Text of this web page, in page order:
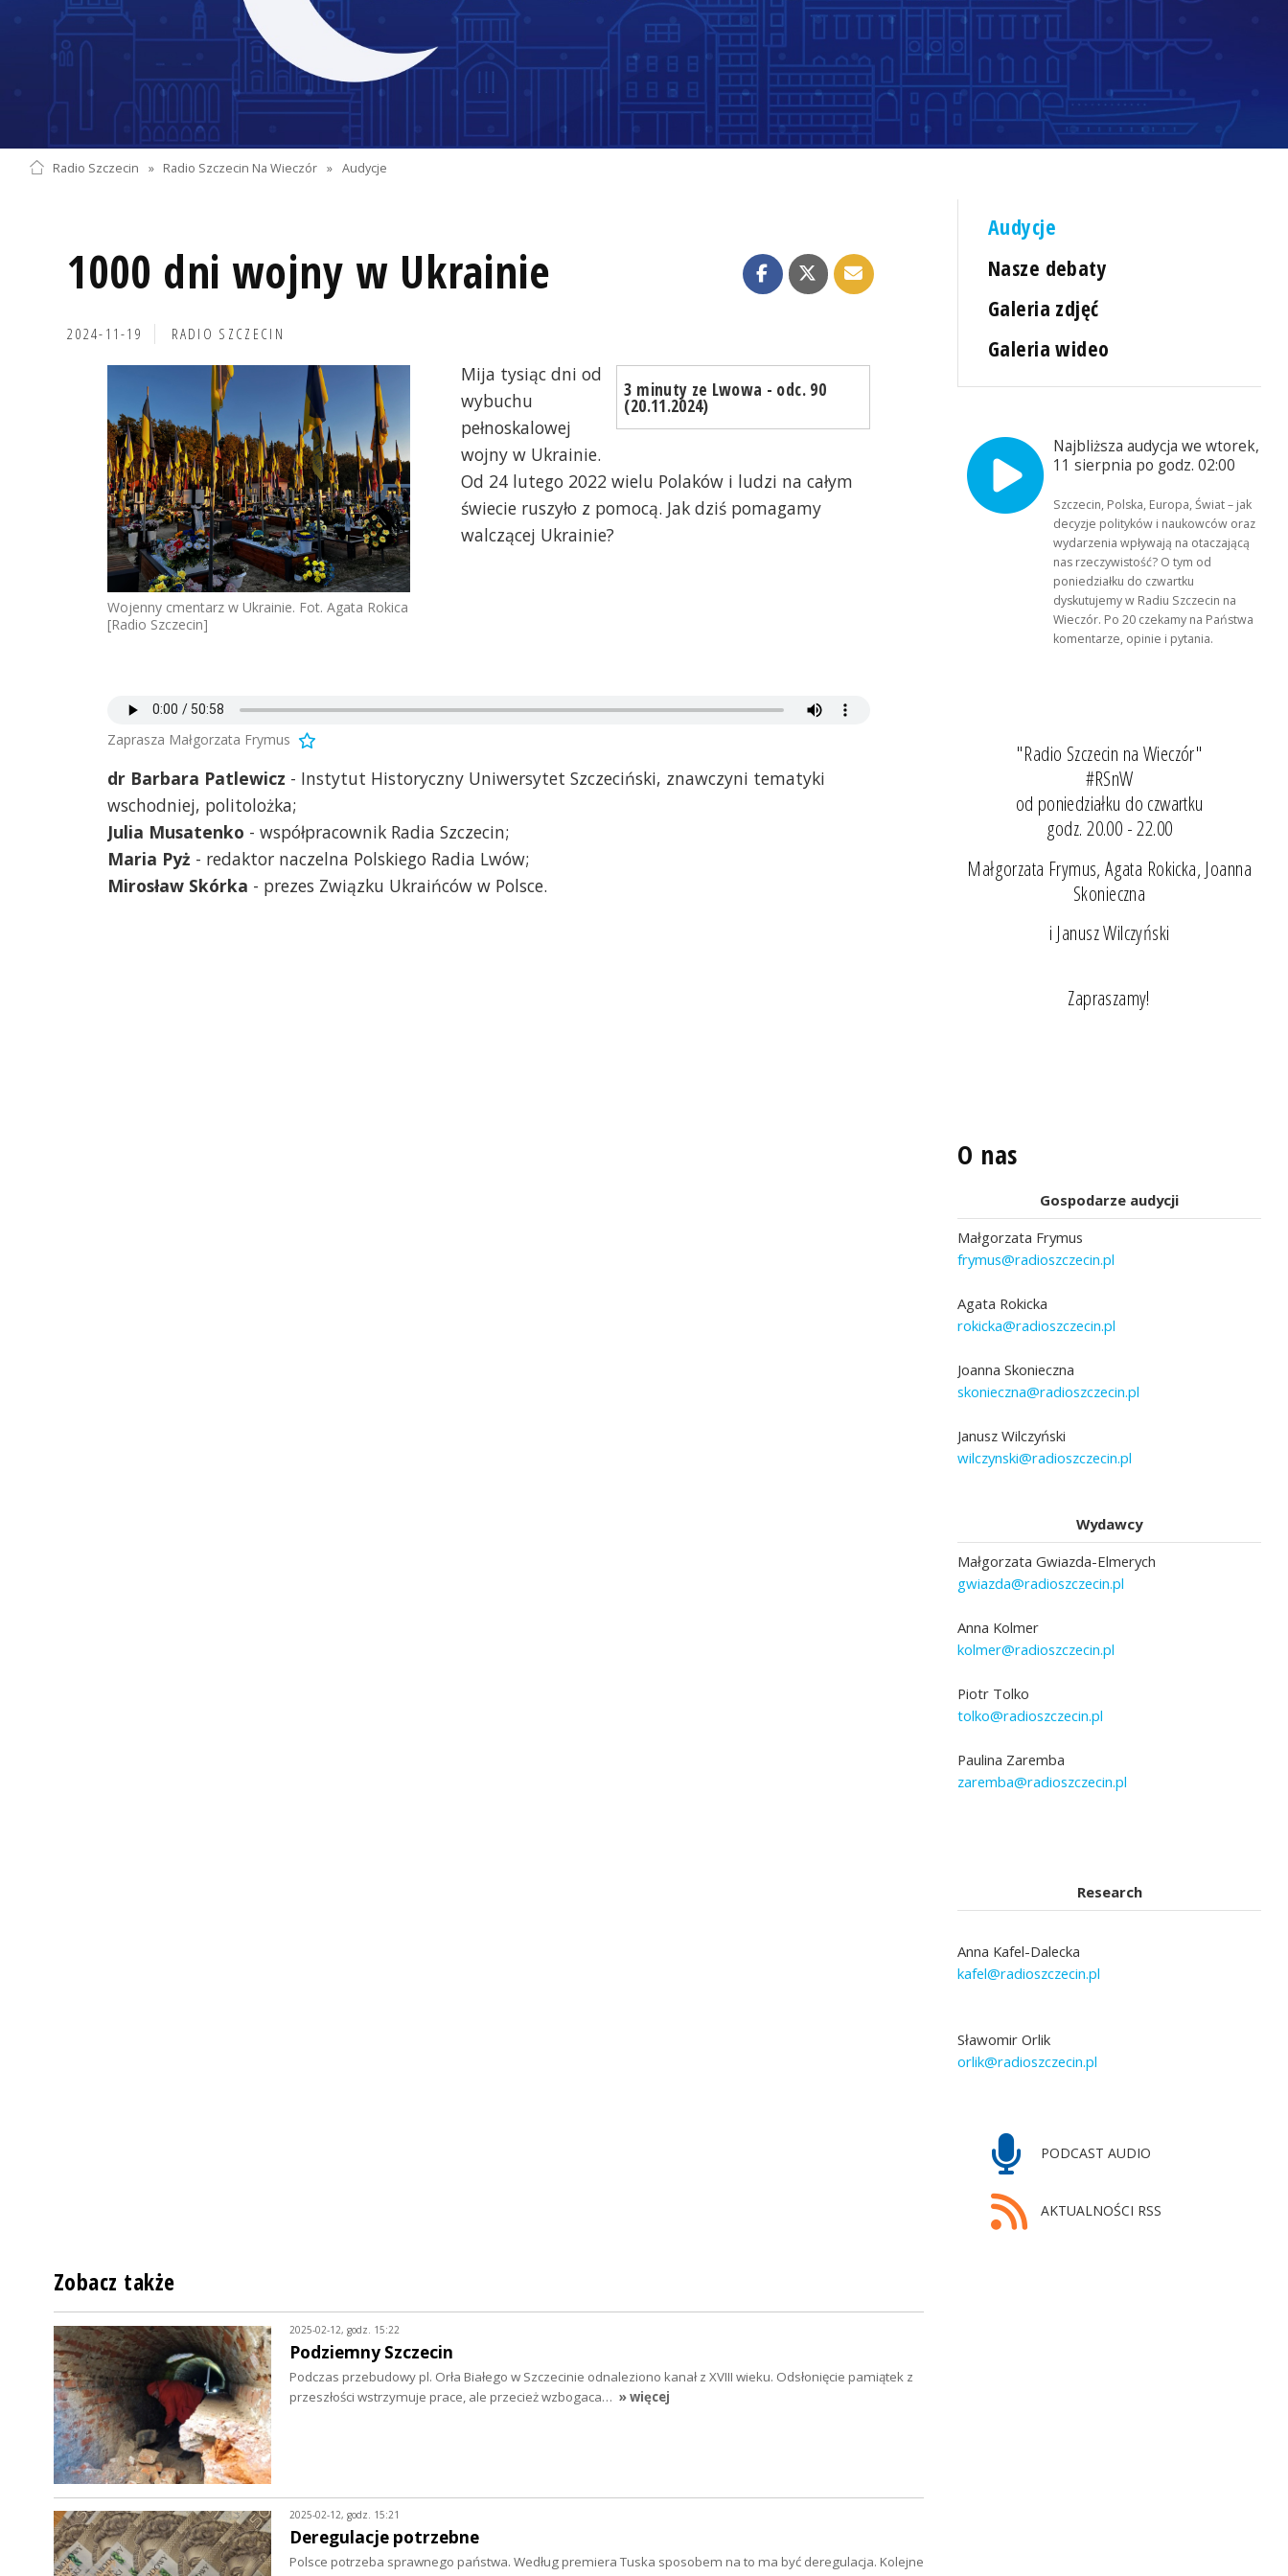
Radio Szczecin » Radio Szczecin Na Wieczór » Audycje
1000 dni wojny w Ukrainie
2024-11-19 RADIO SZCZECIN
Wojenny cmentarz w Ukrainie. Fot. Agata Rokica
[Radio Szczecin]
3 minuty ze Lwowa - odc. 90
(20.11.2024)
Mija tysiąc dni od
wybuchu
pełnoskalowej
wojny w Ukrainie.
Od 24 lutego 2022 wielu Polaków i ludzi na całym
świecie ruszyło z pomocą. Jak dziś pomagamy
walczącej Ukrainie?
Zaprasza Małgorzata Frymus
dr Barbara Patlewicz - Instytut Historyczny Uniwersytet Szczeciński, znawczyni tematyki
wschodniej, politolożka;
Julia Musatenko - współpracownik Radia Szczecin;
Maria Pyż - redaktor naczelna Polskiego Radia Lwów;
Mirosław Skórka - prezes Związku Ukraińców w Polsce.
Audycje
Nasze debaty
Galeria zdjęć
Galeria wideo
Najbliższa audycja we wtorek,
11 sierpnia po godz. 02:00
Szczecin, Polska, Europa, Świat – jak
decyzje polityków i naukowców oraz
wydarzenia wpływają na otaczającą
nas rzeczywistość? O tym od
poniedziałku do czwartku
dyskutujemy w Radiu Szczecin na
Wieczór. Po 20 czekamy na Państwa
komentarze, opinie i pytania.
"Radio Szczecin na Wieczór"
#RSnW
od poniedziałku do czwartku
godz. 20.00 - 22.00
Małgorzata Frymus, Agata Rokicka, Joanna
Skonieczna
i Janusz Wilczyński
Zapraszamy!
O nas
Gospodarze audycji
Małgorzata Frymus
frymus@radioszczecin.pl
Agata Rokicka
rokicka@radioszczecin.pl
Joanna Skonieczna
skonieczna@radioszczecin.pl
Janusz Wilczyński
wilczynski@radioszczecin.pl
Wydawcy
Małgorzata Gwiazda-Elmerych
gwiazda@radioszczecin.pl
Anna Kolmer
kolmer@radioszczecin.pl
Piotr Tolko
tolko@radioszczecin.pl
Paulina Zaremba
zaremba@radioszczecin.pl
Research
Anna Kafel-Dalecka
kafel@radioszczecin.pl
Sławomir Orlik
orlik@radioszczecin.pl
PODCAST AUDIO
AKTUALNOŚCI RSS
Zobacz także
2025-02-12, godz. 15:22
Podziemny Szczecin
Podczas przebudowy pl. Orła Białego w Szczecinie odnaleziono kanał z XVIII wieku. Odsłonięcie pamiątek z
przeszłości wstrzymuje prace, ale przecież wzbogaca… » więcej
2025-02-12, godz. 15:21
Deregulacje potrzebne
Polsce potrzeba sprawnego państwa. Według premiera Tuska sposobem na to ma być deregulacja. Kolejne